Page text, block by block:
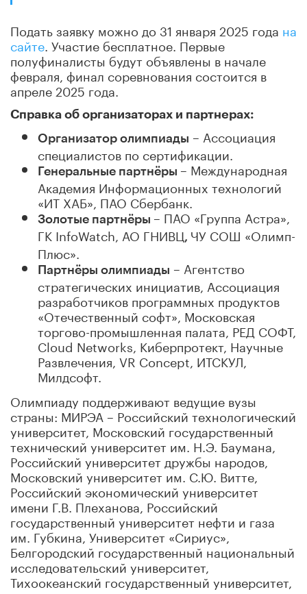
Подать заявку можно до 31 января 2025 года на
сайте . Участие бесплатное. Первые
полуфиналисты будут объявлены в начале
февраля, финал соревнования состоится в
апреле 2025 года.
Справка об организаторах и партнерах:
Организатор олимпиады – Ассоциация
специалистов по сертификации.
Генеральные партнёры – Международная
Академия Информационных технологий
«ИТ ХАБ», ПАО Сбербанк.
Золотые партнёры – ПАО «Группа Астра»,
ГК InfoWatch, АО ГНИВЦ, ЧУ СОШ «Олимп-
Плюс».
Партнёры олимпиады – Агентство
стратегических инициатив, Ассоциация
разработчиков программных продуктов
«Отечественный софт», Московская
торгово-промышленная палата, РЕД СОФТ,
Cloud Networks, Киберпротект, Научные
Развлечения, VR Concept, ИТСКУЛ,
Милдсофт.
Олимпиаду поддерживают ведущие вузы
страны: МИРЭА – Российский технологический
университет, Московский государственный
технический университет им. Н.Э. Баумана,
Российский университет дружбы народов,
Московский университет им. С.Ю. Витте,
Российский экономический университет
имени Г.В. Плеханова, Российский
государственный университет нефти и газа
им. Губкина, Университет «Сириус»,
Белгородский государственный национальный
исследовательский университет,
Тихоокеанский государственный университет,